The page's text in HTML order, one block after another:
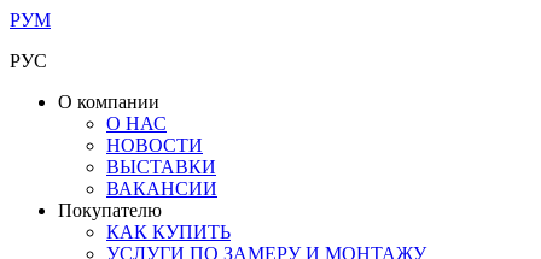
РУМ
РУС
О компании
О НАС
НОВОСТИ
ВЫСТАВКИ
ВАКАНСИИ
Покупателю
КАК КУПИТЬ
УСЛУГИ ПО ЗАМЕРУ И МОНТАЖУ